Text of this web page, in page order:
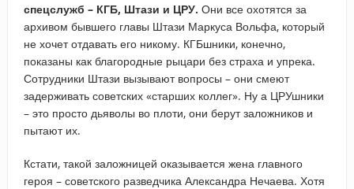
спецслужб – КГБ, Штази и ЦРУ. Они все охотятся за
архивом бывшего главы Штази Маркуса Вольфа, который
не хочет отдавать его никому. КГБшники, конечно,
показаны как благородные рыцари без страха и упрека.
Сотрудники Штази вызывают вопросы – они смеют
задерживать советских «старших коллег». Ну а ЦРУшники
– это просто дьяволы во плоти, они берут заложников и
пытают их.
Кстати, такой заложницей оказывается жена главного
героя – советского разведчика Александра Нечаева. Хотя